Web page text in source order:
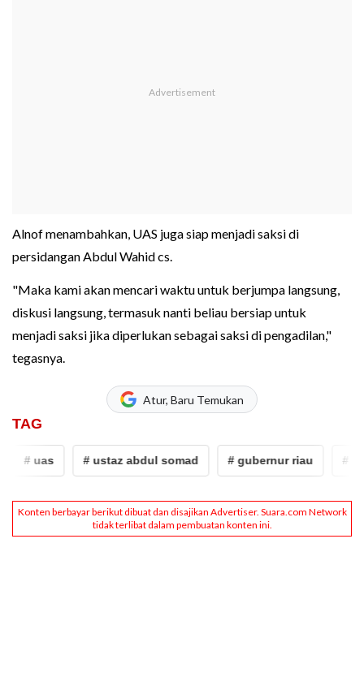
Alnof menambahkan, UAS juga siap menjadi saksi di
persidangan Abdul Wahid cs.
"Maka kami akan mencari waktu untuk berjumpa langsung,
diskusi langsung, termasuk nanti beliau bersiap untuk
menjadi saksi jika diperlukan sebagai saksi di pengadilan,"
tegasnya.
Atur, Baru Temukan
TAG
# uas # ustaz abdul somad # gubernur riau #